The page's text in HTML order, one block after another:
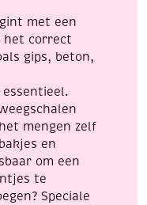
met een
het correct
gips, beton,
essentieel.
mengen zelf
en
om een
te
Speciale